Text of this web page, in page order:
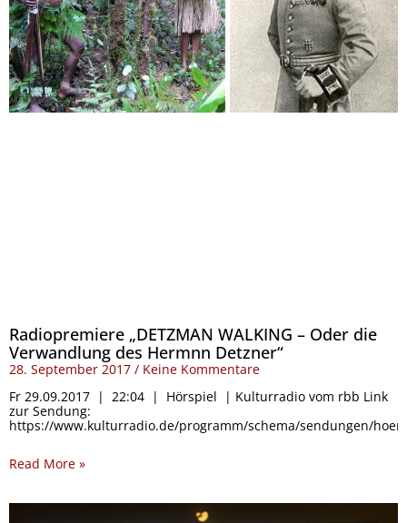
Radiopremiere „DETZMAN WALKING – Oder die
Verwandlung des Hermnn Detzner“
28. September 2017
Keine Kommentare
Fr 29.09.2017 | 22:04 | Hörspiel | Kulturradio vom rbb Link
zur Sendung:
https://www.kulturradio.de/programm/schema/sendungen/
Read More »